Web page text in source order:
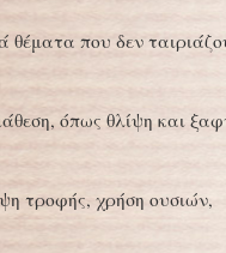
θέματα που δεν
όπως θλίψη και
τροφής, χρήση ουσιών,